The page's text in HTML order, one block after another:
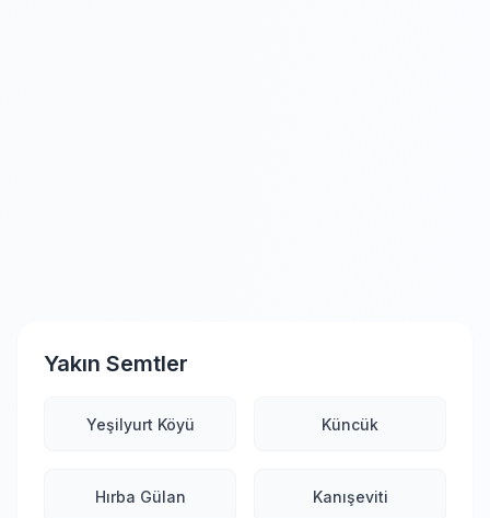
Yakın Semtler
Yeşilyurt Köyü Küncük
Hırba Gülan Kanışeviti